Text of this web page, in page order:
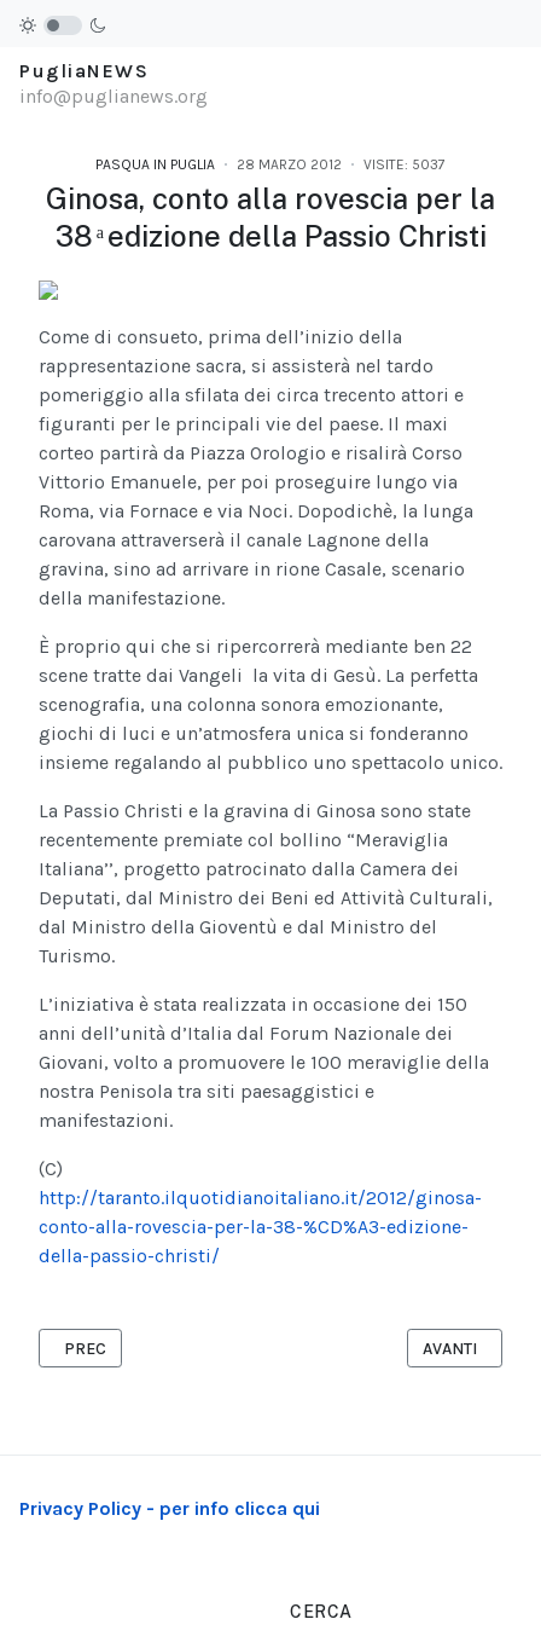
PugliaNEWS
info@puglianews.org
PASQUA IN PUGLIA 28 MARZO 2012 VISITE: 5037
Ginosa, conto alla rovescia per la
38 ͣ edizione della Passio Christi
Come di consueto, prima dell’inizio della
rappresentazione sacra, si assisterà nel tardo
pomeriggio alla sfilata dei circa trecento attori e
figuranti per le principali vie del paese. Il maxi
corteo partirà da Piazza Orologio e risalirà Corso
Vittorio Emanuele, per poi proseguire lungo via
Roma, via Fornace e via Noci. Dopodichè, la lunga
carovana attraverserà il canale Lagnone della
gravina, sino ad arrivare in rione Casale, scenario
della manifestazione.
È proprio qui che si ripercorrerà mediante ben 22
scene tratte dai Vangeli la vita di Gesù. La perfetta
scenografia, una colonna sonora emozionante,
giochi di luci e un’atmosfera unica si fonderanno
insieme regalando al pubblico uno spettacolo unico.
La Passio Christi e la gravina di Ginosa sono state
recentemente premiate col bollino “Meraviglia
Italiana’’, progetto patrocinato dalla Camera dei
Deputati, dal Ministro dei Beni ed Attività Culturali,
dal Ministro della Gioventù e dal Ministro del
Turismo.
L’iniziativa è stata realizzata in occasione dei 150
anni dell’unità d’Italia dal Forum Nazionale dei
Giovani, volto a promuovere le 100 meraviglie della
nostra Penisola tra siti paesaggistici e
manifestazioni.
(C)
http://taranto.ilquotidianoitaliano.it/2012/ginosa-
conto-alla-rovescia-per-la-38-%CD%A3-edizione-
della-passio-christi/
ARTICOLO PRECEDENTE: TROJA - PASQUA TRA SPIRITUALITÀ E
PREC ARTICOLO
AVANTI
Privacy Policy - per info clicca qui
CERCA